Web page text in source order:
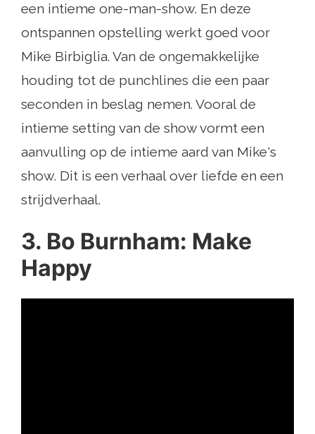
een intieme one-man-show. En deze
ontspannen opstelling werkt goed voor
Mike Birbiglia. Van de ongemakkelijke
houding tot de punchlines die een paar
seconden in beslag nemen. Vooral de
intieme setting van de show vormt een
aanvulling op de intieme aard van Mike's
show. Dit is een verhaal over liefde en een
strijdverhaal.
3. Bo Burnham: Make
Happy